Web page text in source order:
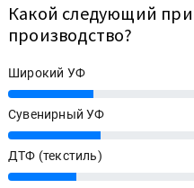
Какой следующий
производство?
Широкий УФ
25%
Сувенирный УФ
27%
ДТФ (текстиль)
20%